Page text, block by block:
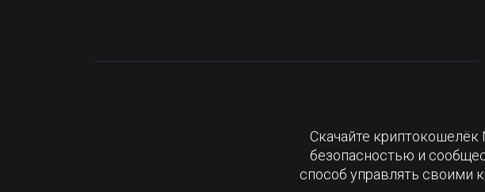
Скачайте криптокошелёк
безопасностью и
способ управлять своими